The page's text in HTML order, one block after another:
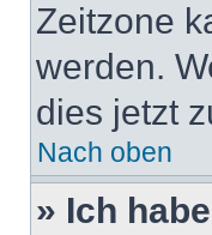
Zeitzone
werden.
dies jetzt
Nach oben
» Ich